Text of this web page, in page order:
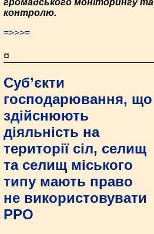
громадського моніторингу та
контролю.
=>>>=
¤
Cуб’єкти
господарювання, що
здійснюють
діяльність на
території сіл, селищ
та селищ міського
типу мають право
не використовувати
РРО